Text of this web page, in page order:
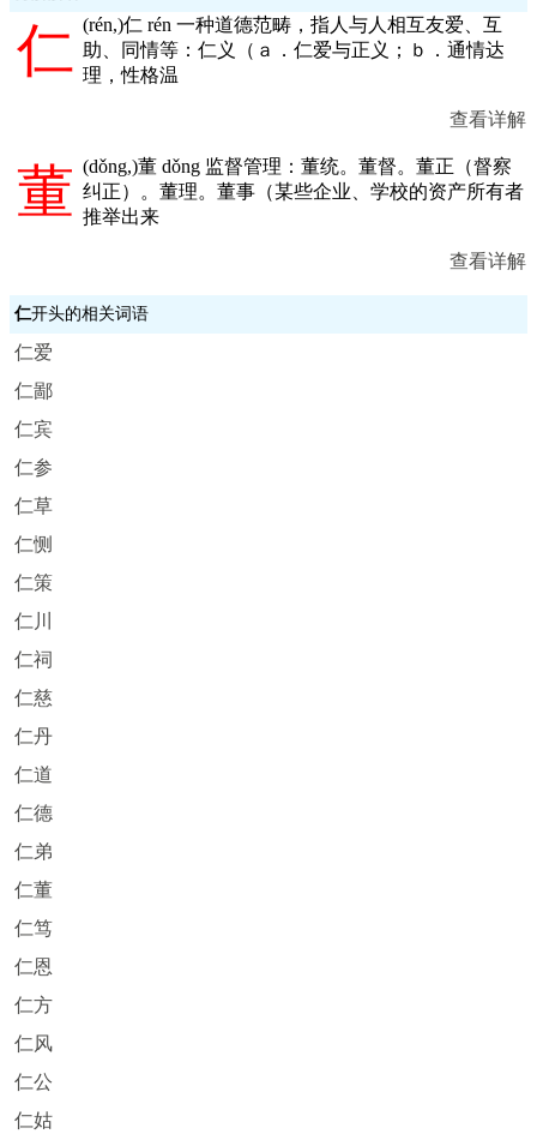
仁 (rén,)仁 rén 一种道德范畴，指人与人相互友爱、互
助、同情等：仁义（ａ．仁爱与正义；ｂ．通情达
理，性格温
查看详解
董 (dǒng,)董 dǒng 监督管理：董统。董督。董正（督察
纠正）。董理。董事（某些企业、学校的资产所有者
推举出来
查看详解
仁开头的相关词语
仁爱
仁鄙
仁宾
仁参
仁草
仁恻
仁策
仁川
仁祠
仁慈
仁丹
仁道
仁德
仁弟
仁董
仁笃
仁恩
仁方
仁风
仁公
仁姑